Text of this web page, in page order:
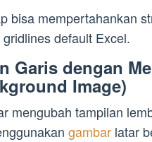
bisa mempertahankan
default Excel.
Garis dengan
Image)
mengubah tampilan
gambar latar